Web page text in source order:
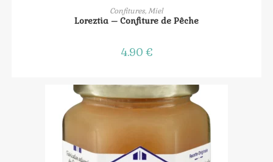
AJOUTER AU PANIER
Confitures, Miel
Loreztia – Confiture de Pêche
4.90€